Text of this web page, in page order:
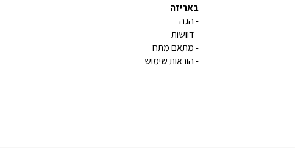
באריזה
- הגה
- דוושות
- מתאם מתח
- הוראות שימוש